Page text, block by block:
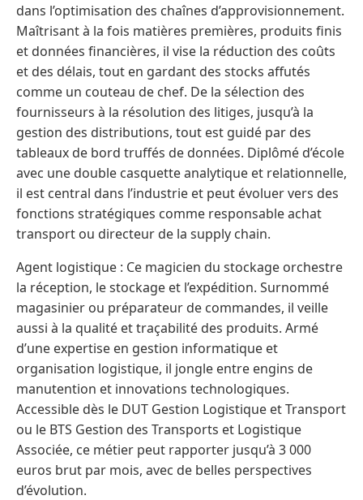
dans l’optimisation des chaînes d’approvisionnement.
Maîtrisant à la fois matières premières, produits finis
et données financières, il vise la réduction des coûts
et des délais, tout en gardant des stocks affutés
comme un couteau de chef. De la sélection des
fournisseurs à la résolution des litiges, jusqu’à la
gestion des distributions, tout est guidé par des
tableaux de bord truffés de données. Diplômé d’école
avec une double casquette analytique et relationnelle,
il est central dans l’industrie et peut évoluer vers des
fonctions stratégiques comme responsable achat
transport ou directeur de la supply chain.
Agent logistique : Ce magicien du stockage orchestre
la réception, le stockage et l’expédition. Surnommé
magasinier ou préparateur de commandes, il veille
aussi à la qualité et traçabilité des produits. Armé
d’une expertise en gestion informatique et
organisation logistique, il jongle entre engins de
manutention et innovations technologiques.
Accessible dès le DUT Gestion Logistique et Transport
ou le BTS Gestion des Transports et Logistique
Associée, ce métier peut rapporter jusqu’à 3 000
euros brut par mois, avec de belles perspectives
d’évolution.